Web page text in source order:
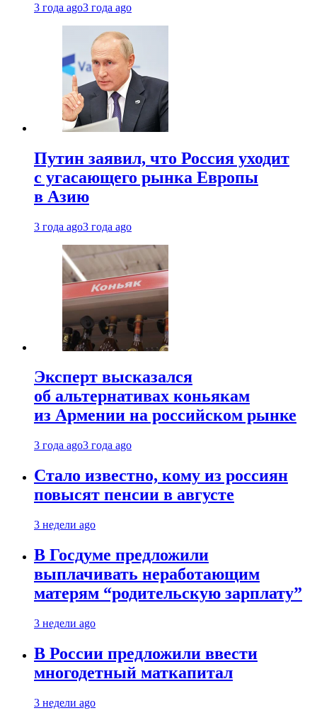
3 года ago3 года ago
Путин заявил, что Россия уходит
с угасающего рынка Европы
в Азию
3 года ago3 года ago
Эксперт высказался
об альтернативах коньякам
из Армении на российском рынке
3 года ago3 года ago
Стало известно, кому из россиян
повысят пенсии в августе
3 недели ago
В Госдуме предложили
выплачивать неработающим
матерям “родительскую зарплату”
3 недели ago
В России предложили ввести
многодетный маткапитал
3 недели ago